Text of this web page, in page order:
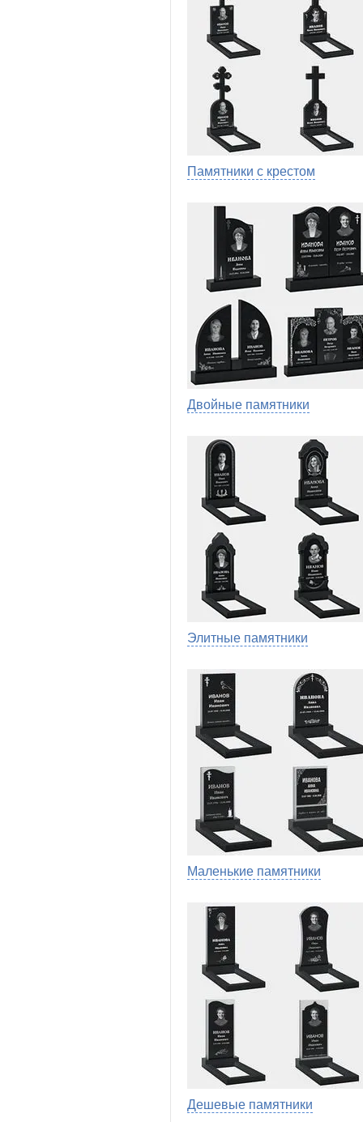
Памятники с крестом
Двойные памятники
Элитные памятники
Маленькие памятники
Дешевые памятники